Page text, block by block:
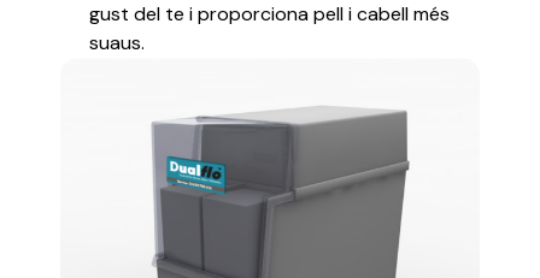
gust del te i proporciona pell i cabell més
suaus.